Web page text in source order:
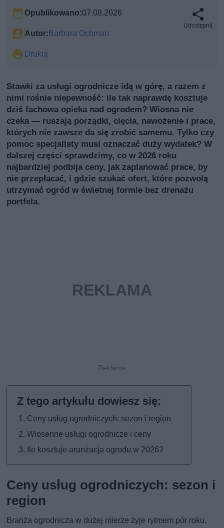
Opublikowano:07.08.2026
Autor:Barbara Ochman
Drukuj
Udostępnij
Stawki za usługi ogrodnicze idą w górę, a razem z
nimi rośnie niepewność: ile tak naprawdę kosztuje
dziś fachowa opieka nad ogrodem? Wiosna nie
czeka — ruszają porządki, cięcia, nawożenie i prace,
których nie zawsze da się zrobić samemu. Tylko czy
pomoc specjalisty musi oznaczać duży wydatek? W
dalszej części sprawdzimy, co w 2026 roku
najbardziej podbija ceny, jak zaplanować prace, by
nie przepłacać, i gdzie szukać ofert, które pozwolą
utrzymać ogród w świetnej formie bez drenażu
portfela.
Ceny usług ogrodniczych: sezon i region
Wiosenne usługi ogrodnicze i ceny
Ile kosztuje aranżacja ogrodu w 2026?
Ceny usług ogrodniczych: sezon i
region
Branża ogrodnicza w dużej mierze żyje rytmem pór roku.